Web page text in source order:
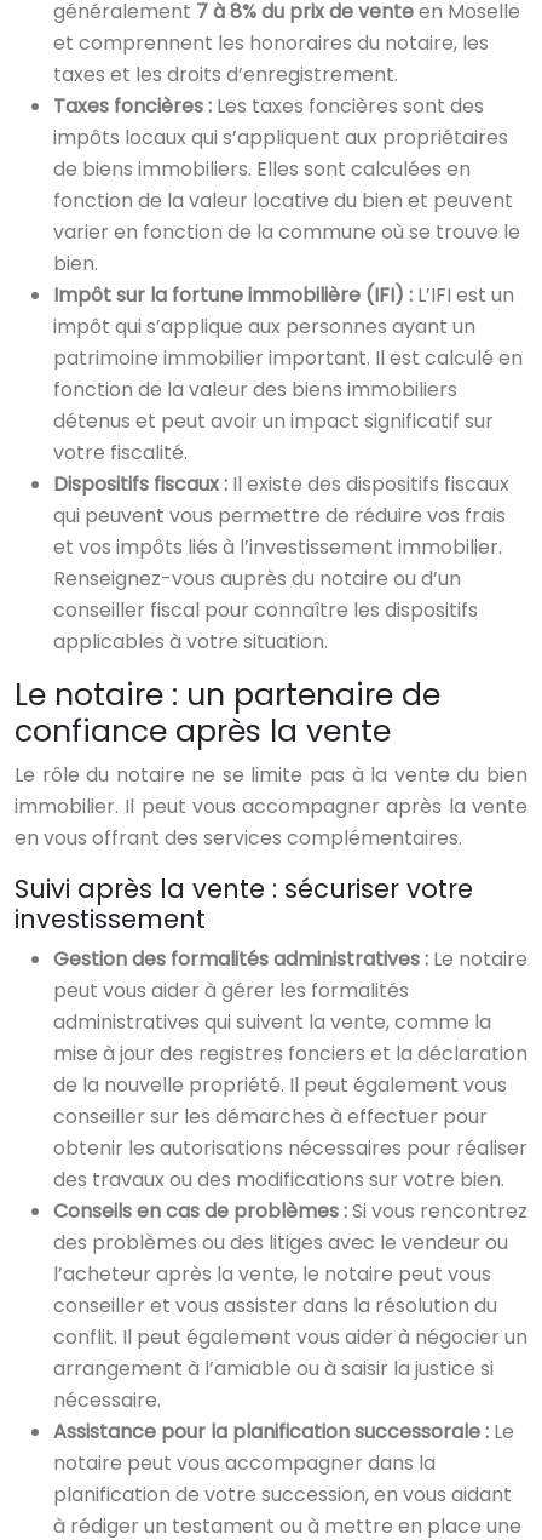
généralement 7 à 8% du prix de venteen Moselle
et comprennent les honoraires du notaire, les
taxes et les droits d’enregistrement.
Taxes foncières : Les taxes foncières sont des
impôts locaux qui s’appliquent aux propriétaires
de biens immobiliers. Elles sont calculées en
fonction de la valeur locative du bien et peuvent
varier en fonction de la commune où se trouve le
bien.
Impôt sur la fortune immobilière (IFI) : L’IFI est un
impôt qui s’applique aux personnes ayant un
patrimoine immobilier important. Il est calculé en
fonction de la valeur des biens immobiliers
détenus et peut avoir un impact significatif sur
votre fiscalité.
Dispositifs fiscaux : Il existe des dispositifs fiscaux
qui peuvent vous permettre de réduire vos frais
et vos impôts liés à l’investissement immobilier.
Renseignez-vous auprès du notaire ou d’un
conseiller fiscal pour connaître les dispositifs
applicables à votre situation.
Le notaire : un partenaire de
confiance après la vente
Le rôle du notaire ne se limite pas à la vente du bien
immobilier. Il peut vous accompagner après la vente
en vous offrant des services complémentaires.
Suivi après la vente : sécuriser votre
investissement
Gestion des formalités administratives : Le notaire
peut vous aider à gérer les formalités
administratives qui suivent la vente, comme la
mise à jour des registres fonciers et la déclaration
de la nouvelle propriété. Il peut également vous
conseiller sur les démarches à effectuer pour
obtenir les autorisations nécessaires pour réaliser
des travaux ou des modifications sur votre bien.
Conseils en cas de problèmes :Si vous rencontrez
des problèmes ou des litiges avec le vendeur ou
l’acheteur après la vente, le notaire peut vous
conseiller et vous assister dans la résolution du
conflit. Il peut également vous aider à négocier un
arrangement à l’amiable ou à saisir la justice si
nécessaire.
Assistance pour la planification successorale : Le
notaire peut vous accompagner dans la
planification de votre succession, en vous aidant
à rédiger un testament ou à mettre en place une